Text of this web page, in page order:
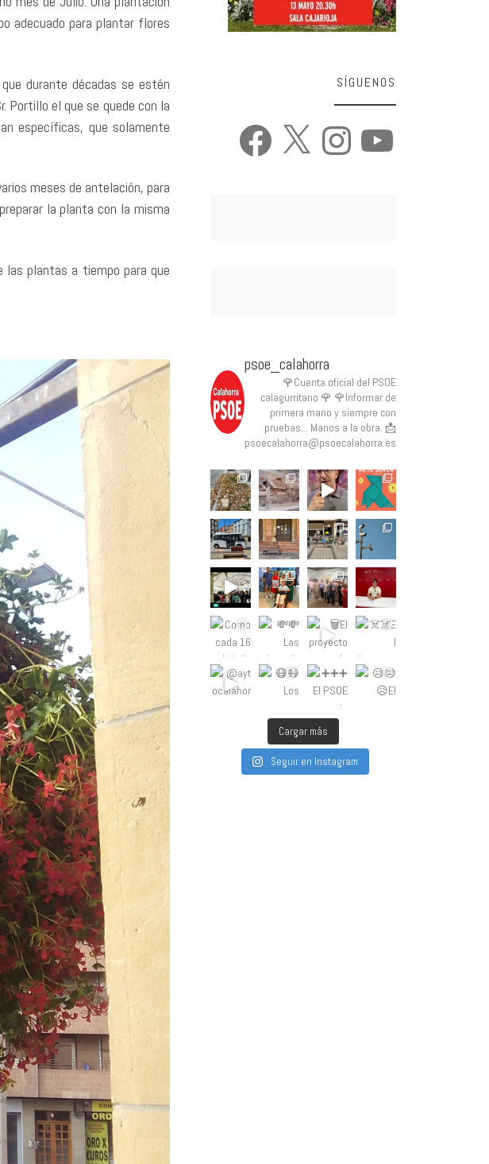
adecuado para plantar flores
durante décadas se estén
Portillo el que se quede con la
específicas, que solamente
meses de antelación, para
la planta con la misma
las plantas a tiempo para que
SÍGUENOS
Facebook Instagram YouTube
psoe_calahorra
🌹Cuenta oficial del PSOE
calagurritano 🌹 🌹Informar de
primera mano y siempre con
pruebas... Manos a la obra. 📩
psoecalahorra@psoecalahorra.es
Cargar más
Seguir en Instagram